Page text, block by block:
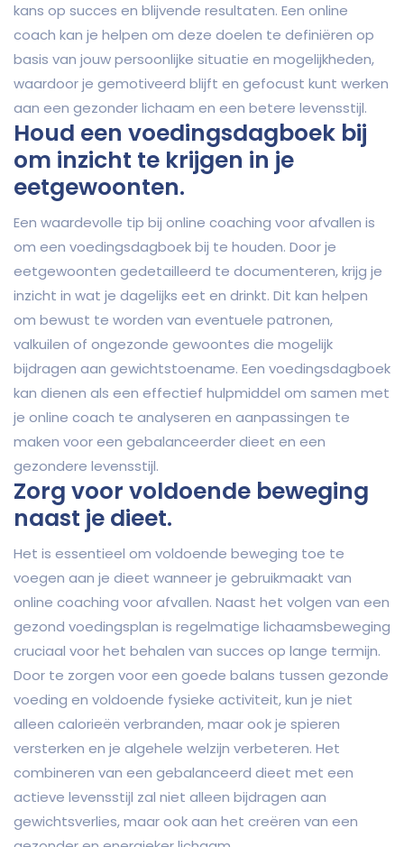
kans op succes en blijvende resultaten. Een online
coach kan je helpen om deze doelen te definiëren op
basis van jouw persoonlijke situatie en mogelijkheden,
waardoor je gemotiveerd blijft en gefocust kunt werken
aan een gezonder lichaam en een betere levensstijl.
Houd een voedingsdagboek bij
om inzicht te krijgen in je
eetgewoonten.
Een waardevolle tip bij online coaching voor afvallen is
om een voedingsdagboek bij te houden. Door je
eetgewoonten gedetailleerd te documenteren, krijg je
inzicht in wat je dagelijks eet en drinkt. Dit kan helpen
om bewust te worden van eventuele patronen,
valkuilen of ongezonde gewoontes die mogelijk
bijdragen aan gewichtstoename. Een voedingsdagboek
kan dienen als een effectief hulpmiddel om samen met
je online coach te analyseren en aanpassingen te
maken voor een gebalanceerder dieet en een
gezondere levensstijl.
Zorg voor voldoende beweging
naast je dieet.
Het is essentieel om voldoende beweging toe te
voegen aan je dieet wanneer je gebruikmaakt van
online coaching voor afvallen. Naast het volgen van een
gezond voedingsplan is regelmatige lichaamsbeweging
cruciaal voor het behalen van succes op lange termijn.
Door te zorgen voor een goede balans tussen gezonde
voeding en voldoende fysieke activiteit, kun je niet
alleen calorieën verbranden, maar ook je spieren
versterken en je algehele welzijn verbeteren. Het
combineren van een gebalanceerd dieet met een
actieve levensstijl zal niet alleen bijdragen aan
gewichtsverlies, maar ook aan het creëren van een